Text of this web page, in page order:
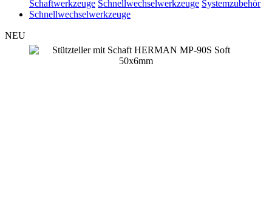
Schaftwerkzeuge Schnellwechselwerkzeuge Systemzubehör
Schnellwechselwerkzeuge
NEU